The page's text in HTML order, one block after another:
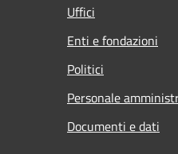
Uffici
Enti e fondazioni
Politici
Personale
Documenti e dati